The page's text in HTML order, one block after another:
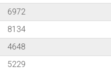
6972
8134
4648
5229